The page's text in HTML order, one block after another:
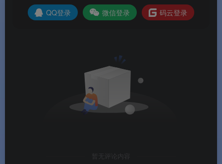
洁、无冗余广告。
跨平台支持，随时在线
：Windows与Mac双版本
Windows 7及以上系统全面兼容，让用户在
任何电脑上都能无缝接入社交。
QQ登录 微信登录 码云登录
暂无评论内容